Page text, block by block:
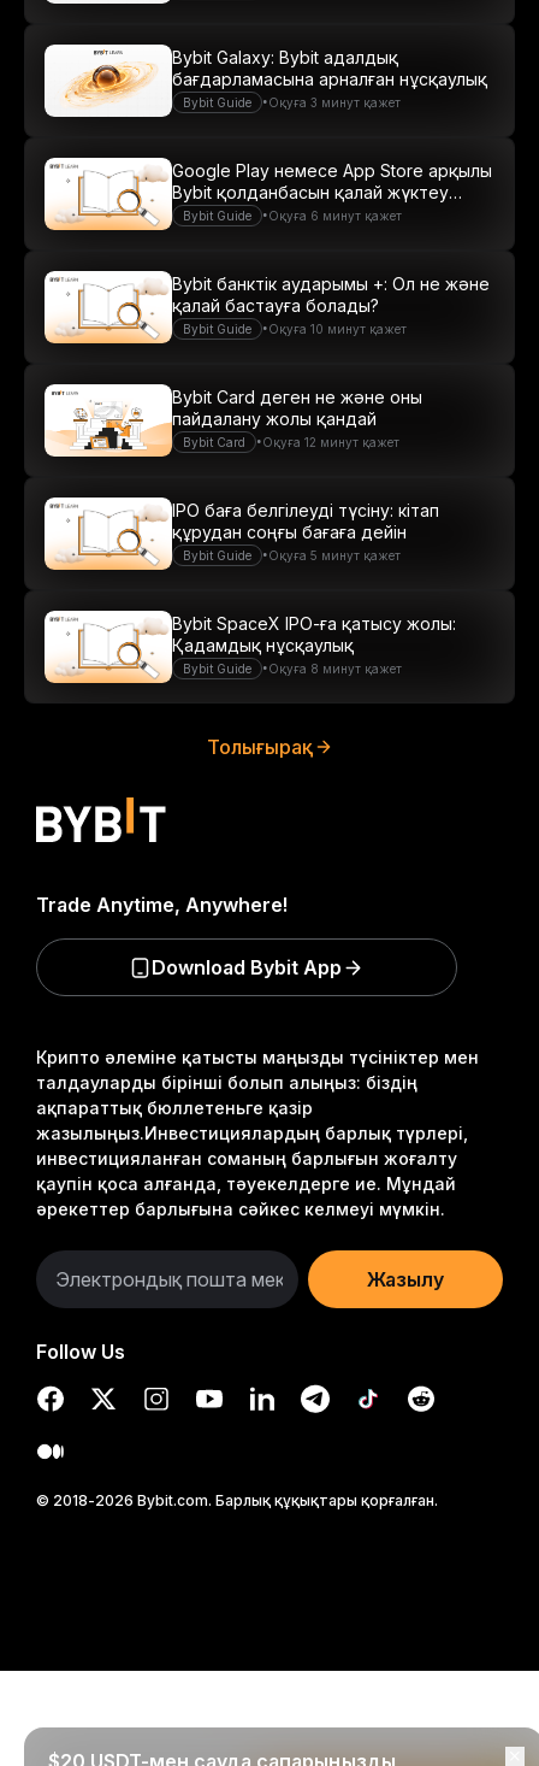
Bybit Guide •Оқуға 3 минут қажет
Bybit Galaxy: Bybit адалдық
бағдарламасына арналған нұсқаулық
Bybit Guide •Оқуға 6 минут қажет
Google Play немесе App Store арқылы
Bybit қолданбасын қалай жүктеу
керек
Bybit Guide •Оқуға 10 минут қажет
Bybit банктік аударымы +: Ол не және
қалай бастауға болады?
Bybit Card •Оқуға 12 минут қажет
Bybit Card деген не және оны
пайдалану жолы қандай
Bybit Guide •Оқуға 5 минут қажет
IPO баға белгілеуді түсіну: кітап
құрудан соңғы бағаға дейін
Bybit Guide •Оқуға 8 минут қажет
Bybit SpaceX IPO-ға қатысу жолы:
Қадамдық нұсқаулық
Толығырақ
Крипто әлеміне қатысты маңызды түсініктер мен
талдауларды бірінші болып алыңыз: біздің
ақпараттық бюллетеньге қазір
жазылыңыз.Инвестициялардың барлық түрлері,
инвестицияланған соманың барлығын жоғалту
қаупін қоса алғанда, тәуекелдерге ие. Мұндай
әрекеттер барлығына сәйкес келмеуі мүмкін.
Жазылу
Follow Us
© 2018-2026 Bybit.com. Барлық құқықтары қорғалған.
Trade Anytime, Anywhere!
Download Bybit App
$20 USDT-мен сауда сапарыңызды